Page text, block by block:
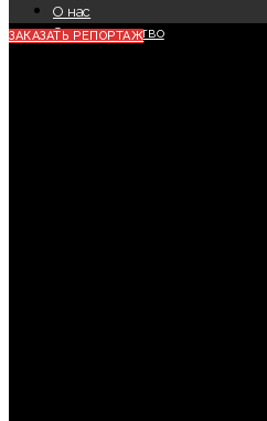
О нас
Сотрудничество
ЗАКАЗАТЬ РЕПОРТАЖ